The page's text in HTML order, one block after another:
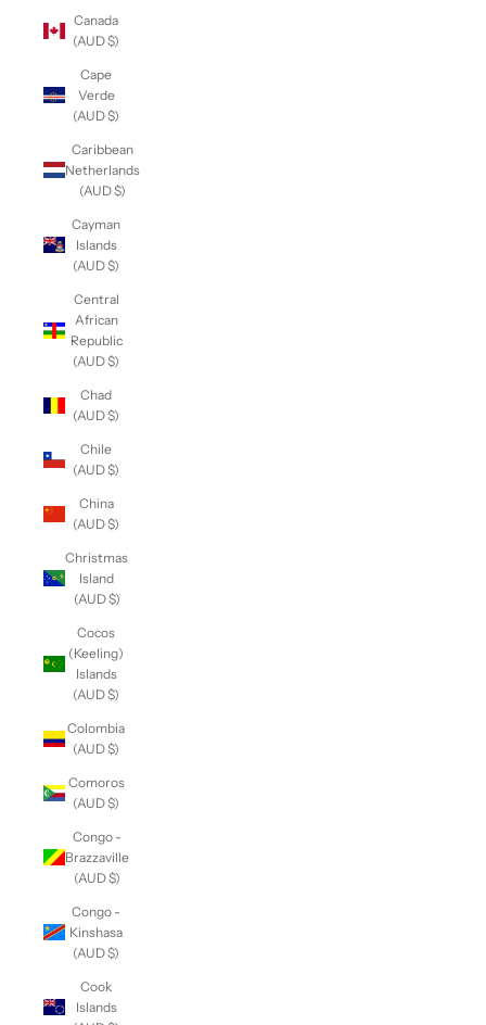
Canada
(AUD $)
Cape
Verde
(AUD $)
Caribbean
Netherlands
(AUD $)
Cayman
Islands
(AUD $)
Central
African
Republic
(AUD $)
Chad
(AUD $)
Chile
(AUD $)
China
(AUD $)
Christmas
Island
(AUD $)
Cocos
(Keeling)
Islands
(AUD $)
Colombia
(AUD $)
Comoros
(AUD $)
Congo -
Brazzaville
(AUD $)
Congo -
Kinshasa
(AUD $)
Cook
Islands